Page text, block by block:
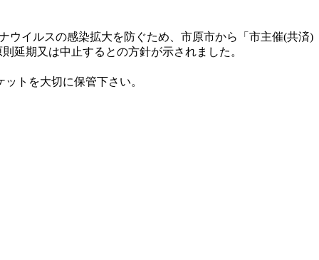
ウイルスの感染拡大を防ぐため、市原市から「市主催(共済)
延期又は中止するとの方針が示されました。
トを大切に保管下さい。